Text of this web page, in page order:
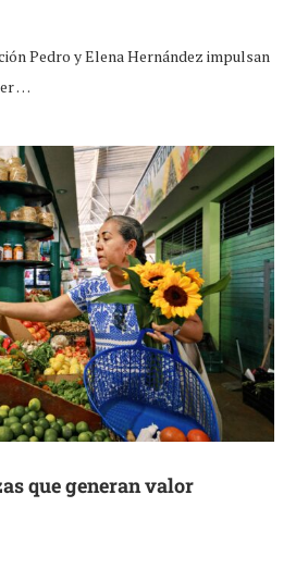
Pedro y Elena Hernández impulsan
…
que generan valor